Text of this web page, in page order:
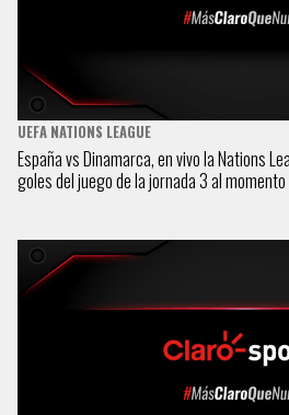
UEFA NATIONS LEAGUE
España vs Dinamarca, en vivo la Nations
goles del juego de la jornada 3 al momento